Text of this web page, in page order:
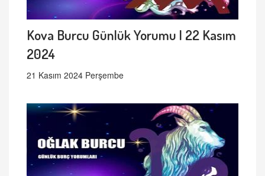
Kova Burcu Günlük Yorumu | 22 Kasım
2024
21 Kasım 2024 Perşembe